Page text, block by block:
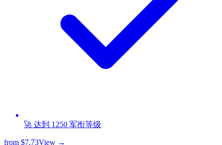
🚀 达到 1250 军衔等级
from $7.73View →